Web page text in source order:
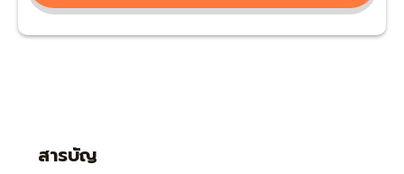
สารบัญ